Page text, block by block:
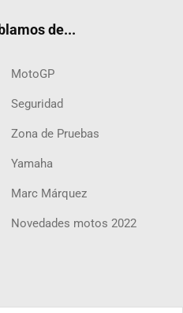
de...
MotoGP
Seguridad
Zona de Pruebas
Yamaha
Marc Márquez
Novedades motos 2022